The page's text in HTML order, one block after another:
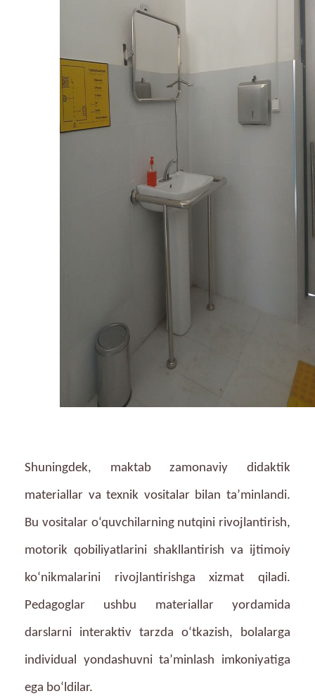
Shuningdek, maktab zamonaviy didaktik
materiallar va texnik vositalar bilan ta’minlandi.
Bu vositalar o‘quvchilarning nutqini rivojlantirish,
motorik qobiliyatlarini shakllantirish va ijtimoiy
ko‘nikmalarini rivojlantirishga xizmat qiladi.
Pedagoglar ushbu materiallar yordamida
darslarni interaktiv tarzda o‘tkazish, bolalarga
individual yondashuvni ta’minlash imkoniyatiga
ega bo‘ldilar.